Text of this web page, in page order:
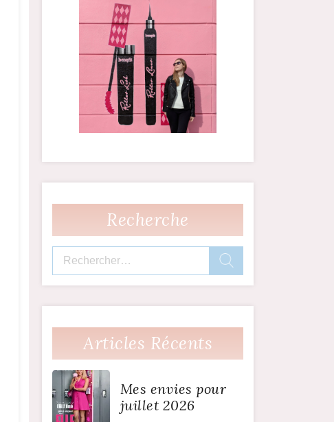
Recherche
Rechercher :
Articles Récents
Mes envies pour
juillet 2026